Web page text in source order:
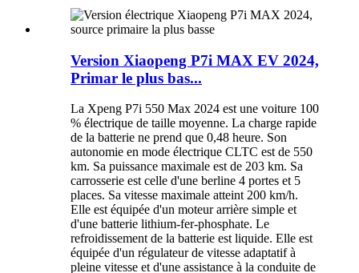
Version Xiaopeng P7i MAX EV 2024,
Primar le plus bas...
La Xpeng P7i 550 Max 2024 est une voiture 100
% électrique de taille moyenne. La charge rapide
de la batterie ne prend que 0,48 heure. Son
autonomie en mode électrique CLTC est de 550
km. Sa puissance maximale est de 203 km. Sa
carrosserie est celle d'une berline 4 portes et 5
places. Sa vitesse maximale atteint 200 km/h.
Elle est équipée d'un moteur arrière simple et
d'une batterie lithium-fer-phosphate. Le
refroidissement de la batterie est liquide. Elle est
équipée d'un régulateur de vitesse adaptatif à
pleine vitesse et d'une assistance à la conduite de